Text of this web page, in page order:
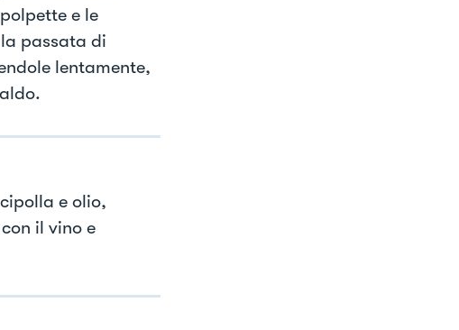
e le
passata di
lentamente,
e olio,
il vino e